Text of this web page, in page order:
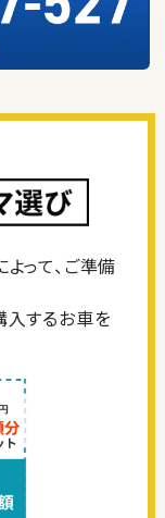
って、ご準備
入するお車を